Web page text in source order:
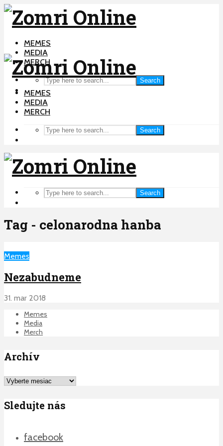
MEMES
MEDIA
MERCH
Search
MEMES
MEDIA
MERCH
Search
Search
Tag - celonarodna hanba
Memes
Nezabudneme
31. mar 2018
Memes
Media
Merch
Archív
Archív
Sledujte nás
facebook